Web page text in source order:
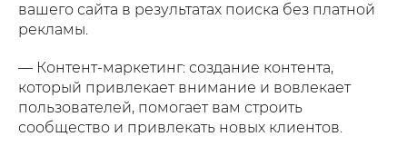
вашего сайта в результатах поиска без платной
рекламы.
— Контент-маркетинг: создание контента,
который привлекает внимание и вовлекает
пользователей, помогает вам строить
сообщество и привлекать новых клиентов.